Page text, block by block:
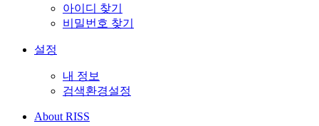
아이디 찾기
비밀번호 찾기
설정
내 정보
검색환경설정
About RISS